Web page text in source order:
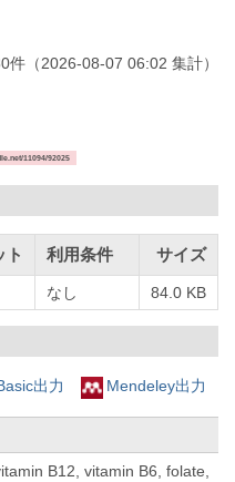
件 （2026-08-07 06:02 集計）
11094/92025
ト 利用条件 サイズ
なし 84.0 KB
出力 Mendeley出力
B12, vitamin B6, folate,